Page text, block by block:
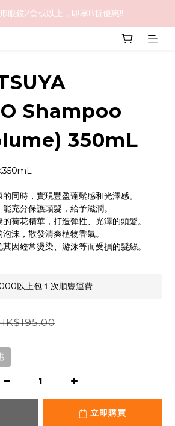
滿HK$1,000免順豐運費
眼鏡2盒或以上，即享8折優惠!!
Shampoo
350mL
350mL
同時，實現豐盈蓬鬆感和光澤感。
充分保護頭髮，給予滋潤。
荷花精華，打造彈性、光澤的頭髮。
沫，散發清爽植物香氣。
因經常燙染、游泳等而受損的髮絲。
以上包１次順豐運費
立即購買